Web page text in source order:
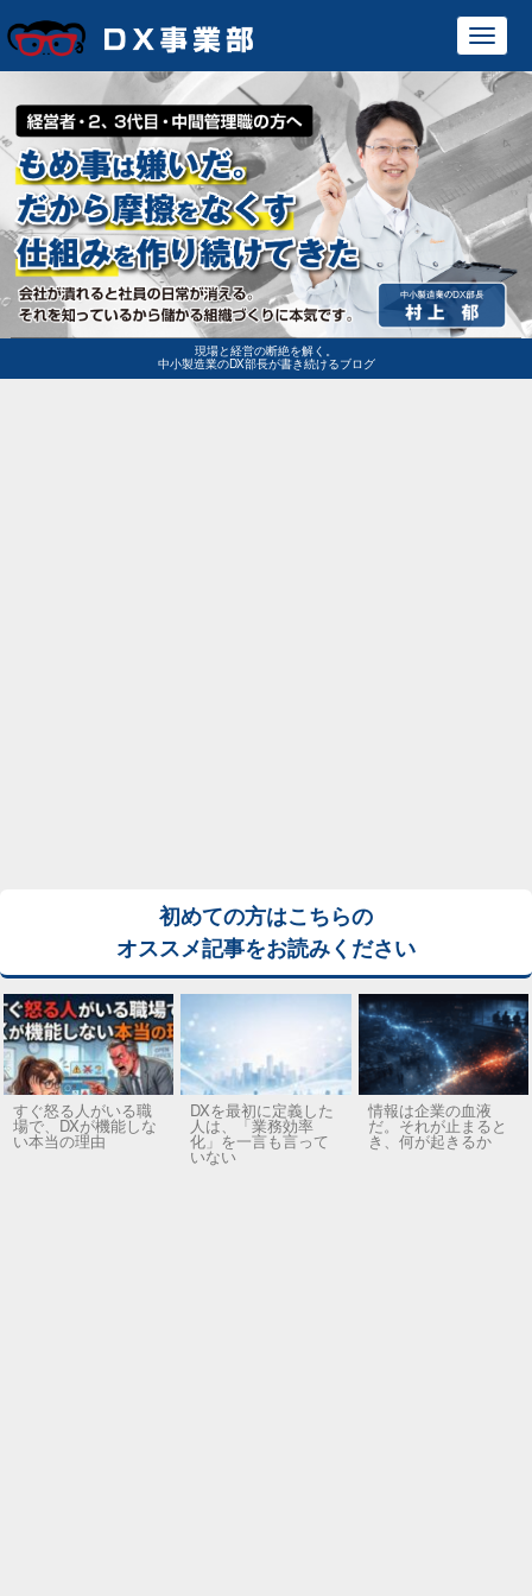
現場と経営の断絶を解く。
中小製造業のDX部長が書き続けるブログ
初めての方はこちらの
オススメ記事をお読みください
すぐ怒る人がいる職
場で、DXが機能しな
い本当の理由
DXを最初に定義した
人は、「業務効率
化」を一言も言って
いない
情報は企業の血液
だ。それが止まると
き、何が起きるか